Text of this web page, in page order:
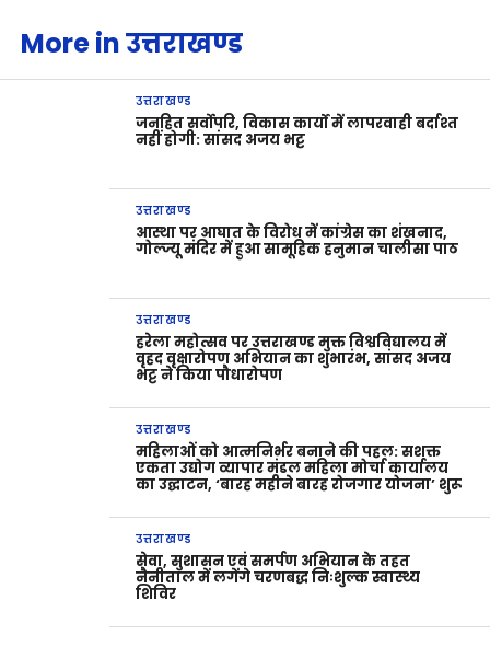
More in उत्तराखण्ड
उत्तराखण्ड
जनहित सर्वोपरि, विकास कार्यों में लापरवाही बर्दाश्त
नहीं होगी: सांसद अजय भट्ट
उत्तराखण्ड
आस्था पर आघात के विरोध में कांग्रेस का शंखनाद,
गोल्ज्यू मंदिर में हुआ सामूहिक हनुमान चालीसा पाठ
उत्तराखण्ड
हरेला महोत्सव पर उत्तराखण्ड मुक्त विश्वविद्यालय में
वृहद वृक्षारोपण अभियान का शुभारंभ, सांसद अजय
भट्ट ने किया पौधारोपण
उत्तराखण्ड
महिलाओं को आत्मनिर्भर बनाने की पहल: सशक्त
एकता उद्योग व्यापार मंडल महिला मोर्चा कार्यालय
का उद्घाटन, ‘बारह महीने बारह रोजगार योजना’ शुरू
उत्तराखण्ड
सेवा, सुशासन एवं समर्पण अभियान के तहत
नैनीताल में लगेंगे चरणबद्ध निःशुल्क स्वास्थ्य
शिविर